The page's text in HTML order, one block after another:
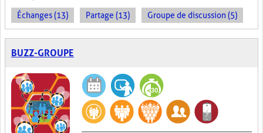
Échanges (13) Partage (13) Groupe de discussion (5)
BUZZ-GROUPE